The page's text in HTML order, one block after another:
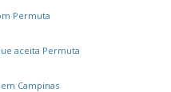
Permuta
aceita Permuta
Campinas